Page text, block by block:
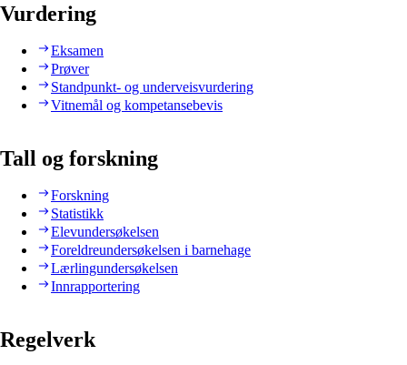
Vurdering
Eksamen
Prøver
Standpunkt- og underveisvurdering
Vitnemål og kompetansebevis
Tall og forskning
Forskning
Statistikk
Elevundersøkelsen
Foreldreundersøkelsen i barnehage
Lærlingundersøkelsen
Innrapportering
Regelverk